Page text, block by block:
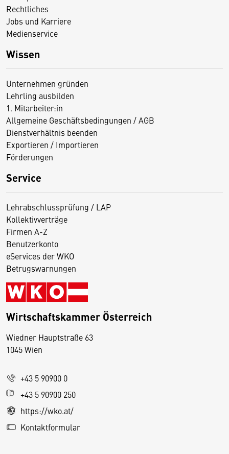
Rechtliches
Jobs und Karriere
Medienservice
Wissen
Unternehmen gründen
Lehrling ausbilden
1. Mitarbeiter:in
Allgemeine Geschäftsbedingungen / AGB
Dienstverhältnis beenden
Exportieren / Importieren
Förderungen
Service
Lehrabschlussprüfung / LAP
Kollektivverträge
Firmen A-Z
Benutzerkonto
eServices der WKO
Betrugswarnungen
Wirtschaftskammer Österreich
Wiedner Hauptstraße 63
1045 Wien
+43 5 90900 0
+43 5 90900 250
https://wko.at/
Kontaktformular
D
s
e
S
e